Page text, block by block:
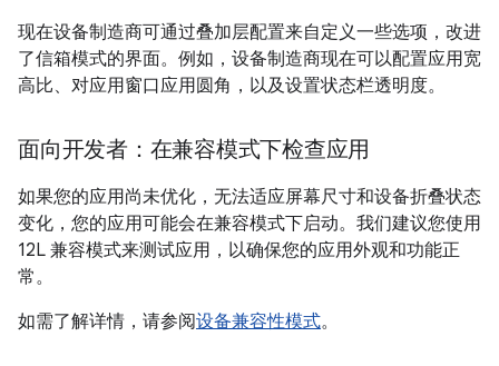
现在设备制造商可通过叠加层配置来自定义一些选项，改进
了信箱模式的界面。例如，设备制造商现在可以配置应用宽
高比、对应用窗口应用圆角，以及设置状态栏透明度。
面向开发者：在兼容模式下检查应用
如果您的应用尚未优化，无法适应屏幕尺寸和设备折叠状态
变化，您的应用可能会在兼容模式下启动。我们建议您使用
12L 兼容模式来测试应用，以确保您的应用外观和功能正
常。
如需了解详情，请参阅设备兼容性模式。